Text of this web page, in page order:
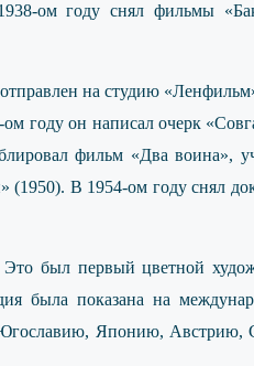
ом году снял фильмы
на студию
году он написал очерк
фильм «Два воина»,
(1950). В 1954-ом году снял
Это был первый цветной
была показана на
Югославию, Японию,